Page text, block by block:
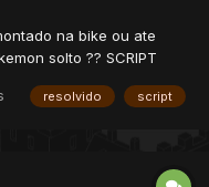
na bike ou ate
solto ?? SCRIPT
resolvido script